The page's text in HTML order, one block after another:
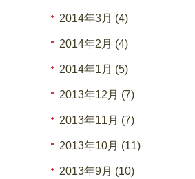
2014年3月 (4)
2014年2月 (4)
2014年1月 (5)
2013年12月 (7)
2013年11月 (7)
2013年10月 (11)
2013年9月 (10)